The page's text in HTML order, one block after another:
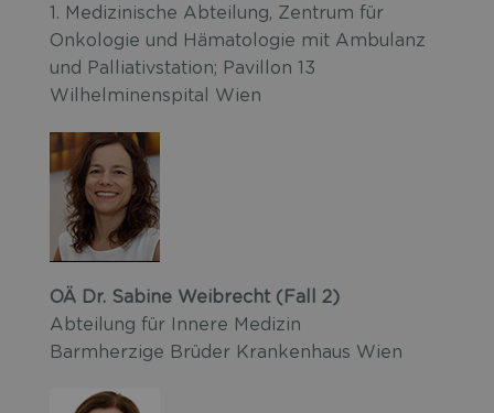
1. Medizinische Abteilung, Zentrum für
Onkologie und Hämatologie mit Ambulanz
und Palliativstation; Pavillon 13
Wilhelminenspital Wien
OÄ Dr. Sabine Weibrecht (Fall 2)
Abteilung für Innere Medizin
Barmherzige Brüder Krankenhaus Wien